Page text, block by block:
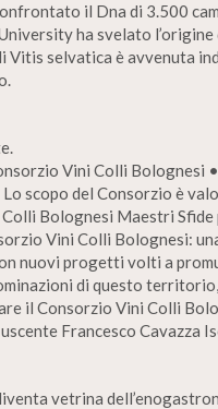
il Dna di 3.500
ha svelato
Vitis selvatica è avvenuta
Vini Colli Bolognesi
scopo del Consorzio è
Bolognesi Maestri Sfide
Vini Colli Bolognesi:
nuovi progetti volti a
di questo
il Consorzio Vini Colli
Francesco Cavazza
vetrina